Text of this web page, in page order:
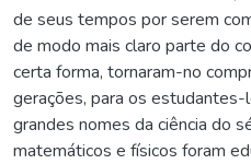
de seus tempos por serem
de modo mais claro parte do
certa forma, tornaram-no
gerações, para os
grandes nomes da ciência do
matemáticos e físicos foram